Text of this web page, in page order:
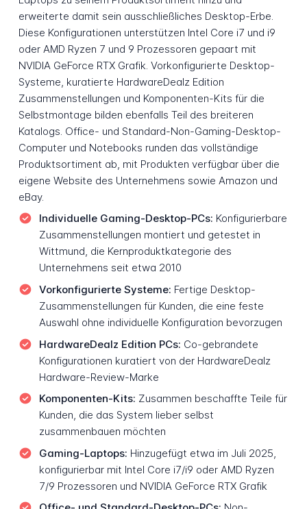
erweiterte damit sein ausschließliches Desktop-Erbe.
Diese Konfigurationen unterstützen Intel Core i7 und i9
oder AMD Ryzen 7 und 9 Prozessoren gepaart mit
NVIDIA GeForce RTX Grafik. Vorkonfigurierte Desktop-
Systeme, kuratierte HardwareDealz Edition
Zusammenstellungen und Komponenten-Kits für die
Selbstmontage bilden ebenfalls Teil des breiteren
Katalogs. Office- und Standard-Non-Gaming-Desktop-
Computer und Notebooks runden das vollständige
Produktsortiment ab, mit Produkten verfügbar über die
eigene Website des Unternehmens sowie Amazon und
eBay.
Individuelle Gaming-Desktop-PCs: Konfigurierbare
Zusammenstellungen montiert und getestet in
Wittmund, die Kernproduktkategorie des
Unternehmens seit etwa 2010
Vorkonfigurierte Systeme: Fertige Desktop-
Zusammenstellungen für Kunden, die eine feste
Auswahl ohne individuelle Konfiguration bevorzugen
HardwareDealz Edition PCs: Co-gebrandete
Konfigurationen kuratiert von der HardwareDealz
Hardware-Review-Marke
Komponenten-Kits: Zusammen beschaffte Teile für
Kunden, die das System lieber selbst
zusammenbauen möchten
Gaming-Laptops: Hinzugefügt etwa im Juli 2025,
konfigurierbar mit Intel Core i7/i9 oder AMD Ryzen
7/9 Prozessoren und NVIDIA GeForce RTX Grafik